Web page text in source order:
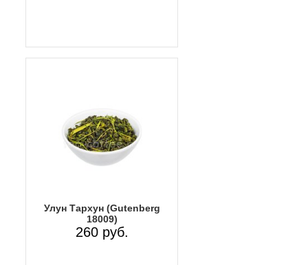
Улун Тархун (Gutenberg
18009)
260 руб.